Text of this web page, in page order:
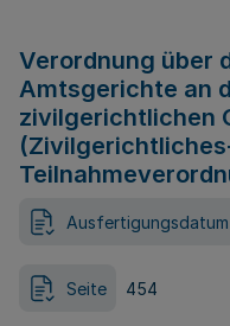
Verordnung über
Amtsgerichte an
zivilgerichtlichen
Ausfertigungsdatum
Seite 454